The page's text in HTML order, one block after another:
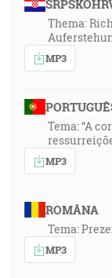
Thema:
MP3
Tema: “A
MP3
ROMÂNA
Tema:
MP3